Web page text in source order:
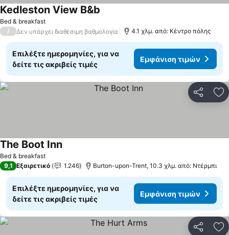
Bed & breakfast
Kedleston View B&b
/ Δεν υπάρχει διαθέσιμη βαθμολογία 4.1 χλμ. από: Κέντρο πόλης
Επιλέξτε ημερομηνίες, για να
δείτε τις ακριβείς τιμές
Εμφάνιση τιμών
Bed & breakfast
The Boot InnΕμφάνιση τιμών
9,1 Εξαιρετικό 1.246 Burton-upon-Trent, 10.3 χλμ. από: Ντέρμπι
Επιλέξτε ημερομηνίες, για να
δείτε τις ακριβείς τιμές
Εμφάνιση τιμών